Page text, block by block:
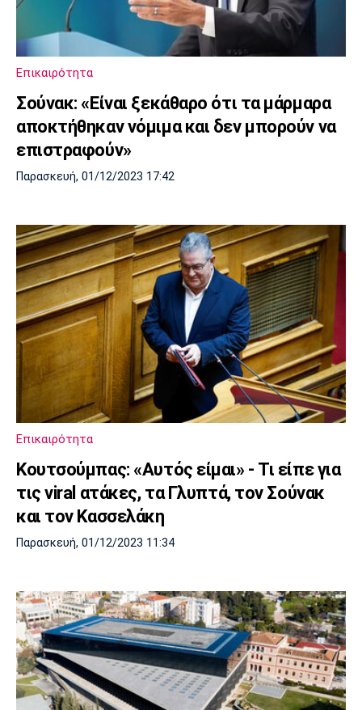
Επικαιρότητα
Σούνακ: «Είναι ξεκάθαρο ότι τα μάρμαρα
αποκτήθηκαν νόμιμα και δεν μπορούν να
επιστραφούν»
Παρασκευή, 01/12/2023 17:42
Επικαιρότητα
Κουτσούμπας: «Αυτός είμαι» - Τι είπε για
τις viral ατάκες, τα Γλυπτά, τον Σούνακ
και τον Κασσελάκη
Παρασκευή, 01/12/2023 11:34